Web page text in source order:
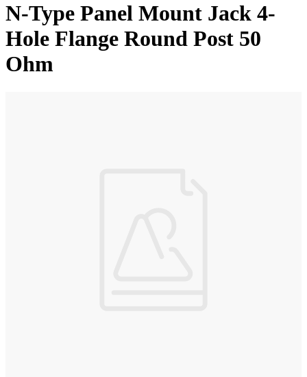
N-Type Panel Mount Jack 4-
Hole Flange Round Post 50
Ohm